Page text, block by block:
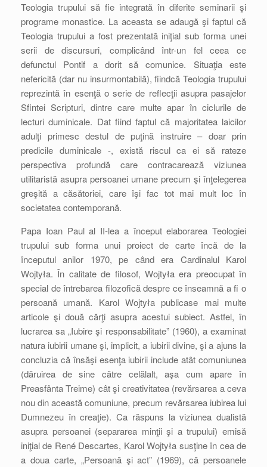
Teologia trupului să fie integrată în diferite seminarii şi
programe monastice. La aceasta se adaugă şi faptul că
Teologia trupului a fost prezentată iniţial sub forma unei
serii de discursuri, complicând într-un fel ceea ce
defunctul Pontif a dorit să comunice. Situaţia este
nefericită (dar nu insurmontabilă), fiindcă Teologia trupului
reprezintă în esenţă o serie de reflecţii asupra pasajelor
Sfintei Scripturi, dintre care multe apar în ciclurile de
lecturi duminicale. Dat fiind faptul că majoritatea laicilor
adulţi primesc destul de puţină instruire – doar prin
predicile duminicale -, există riscul ca ei să rateze
perspectiva profundă care contracarează viziunea
utilitaristă asupra persoanei umane precum şi înţelegerea
greşită a căsătoriei, care îşi fac tot mai mult loc în
societatea contemporană.
Papa Ioan Paul al II-lea a început elaborarea Teologiei
trupului sub forma unui proiect de carte încă de la
începutul anilor 1970, pe când era Cardinalul Karol
Wojtyła. În calitate de filosof, Wojtyła era preocupat în
special de întrebarea filozofică despre ce înseamnă a fi o
persoană umană. Karol Wojtyła publicase mai multe
articole şi două cărţi asupra acestui subiect. Astfel, în
lucrarea sa „Iubire şi responsabilitate” (1960), a examinat
natura iubirii umane şi, implicit, a iubirii divine, şi a ajuns la
concluzia că însăşi esenţa iubirii include atât comuniunea
(dăruirea de sine către celălalt, aşa cum apare în
Preasfânta Treime) cât şi creativitatea (revărsarea a ceva
nou din această comuniune, precum revărsarea iubirea lui
Dumnezeu în creaţie). Ca răspuns la viziunea dualistă
asupra persoanei (separarea minţii şi a trupului) emisă
iniţial de René Descartes, Karol Wojtyła susţine în cea de
a doua carte, „Persoană şi act” (1969), că persoanele